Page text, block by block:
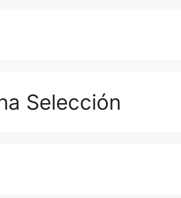
Selección